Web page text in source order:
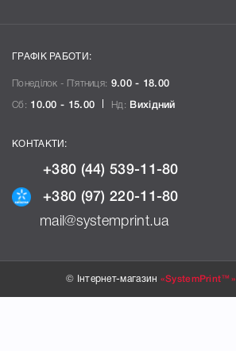
ГРАФІК РАБОТИ:
Понеділок - П`ятниця: 9.00 - 18.00
Сб: 10.00 - 15.00 Нд: Вихідний
КОНТАКТИ:
+380 (44) 539-11-80
+380 (97) 220-11-80
mail@systemprint.ua
© Інтернет-магазин «SystemPrint™»